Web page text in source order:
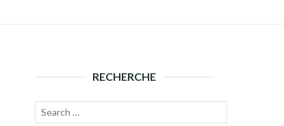
RECHERCHE
Recherche